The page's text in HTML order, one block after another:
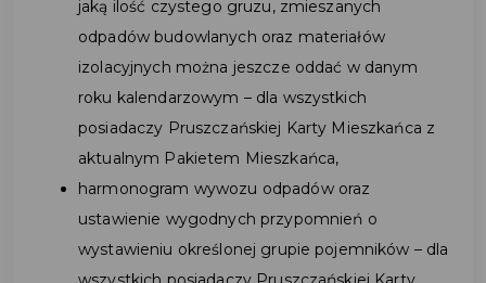
jaką ilość czystego gruzu, zmieszanych
odpadów budowlanych oraz materiałów
izolacyjnych można jeszcze oddać w danym
roku kalendarzowym – dla wszystkich
posiadaczy Pruszczańskiej Karty Mieszkańca z
aktualnym Pakietem Mieszkańca,
harmonogram wywozu odpadów oraz
ustawienie wygodnych przypomnień o
wystawieniu określonej grupie pojemników – dla